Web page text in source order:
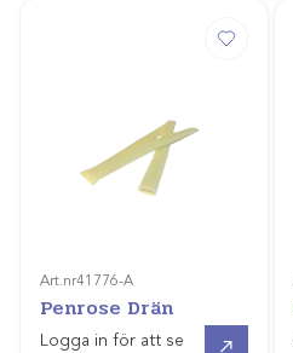
Art.nr41776-A
Penrose Drän
Logga in för att se